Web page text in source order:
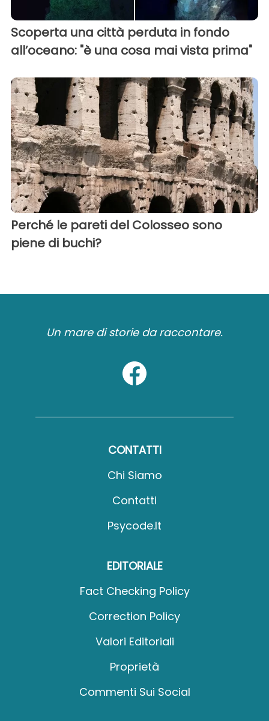
Scoperta una città perduta in fondo
all’oceano: "è una cosa mai vista prima"
Perché le pareti del Colosseo sono
piene di buchi?
Un mare di storie da raccontare.
CONTATTI
Chi Siamo
Contatti
Psycode.it
EDITORIALE
Fact Checking Policy
Correction Policy
Valori Editoriali
Proprietà
Commenti Sui Social